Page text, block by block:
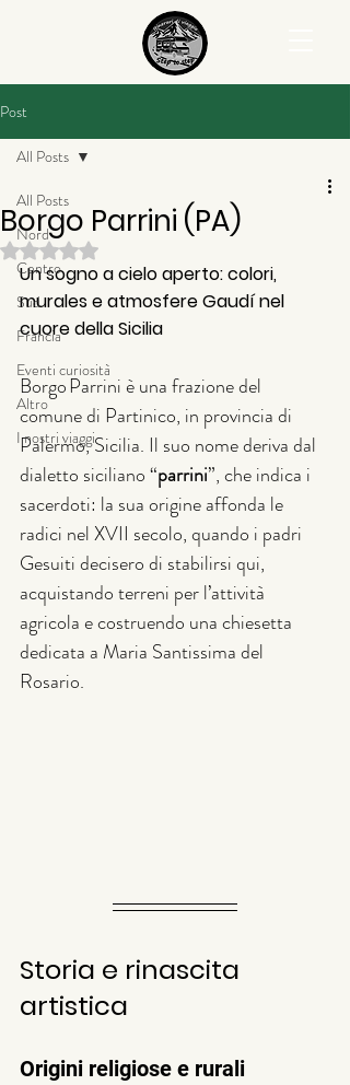
Post
All Posts
Nord
Centro
Sud
Francia
Eventi curiosità
Altro
I nostri viaggi
All Posts
Borgo Parrini (PA)
Valutazione NaN stelle su 5.
Un sogno a cielo aperto: colori,
murales e atmosfere Gaudí nel
cuore della Sicilia
Borgo Parrini è una frazione del
comune di Partinico, in provincia di
Palermo, Sicilia. Il suo nome deriva dal
dialetto siciliano “parrini”, che indica i
sacerdoti: la sua origine affonda le
radici nel XVII secolo, quando i padri
Gesuiti decisero di stabilirsi qui,
acquistando terreni per l’attività
agricola e costruendo una chiesetta
dedicata a Maria Santissima del
Rosario.
Storia e rinascita
artistica
Origini religiose e rurali